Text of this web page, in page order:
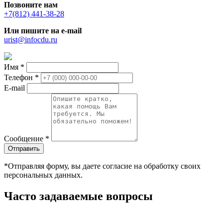
Позвоните нам
+7(812) 441-38-28
Или пишите на e-mail
urist@infocdu.ru
Имя *
Телефон *
E-mail
Сообщение *
*Отправляя форму, вы даете согласие на обработку своих
персональных данных.
Часто задаваемые вопросы